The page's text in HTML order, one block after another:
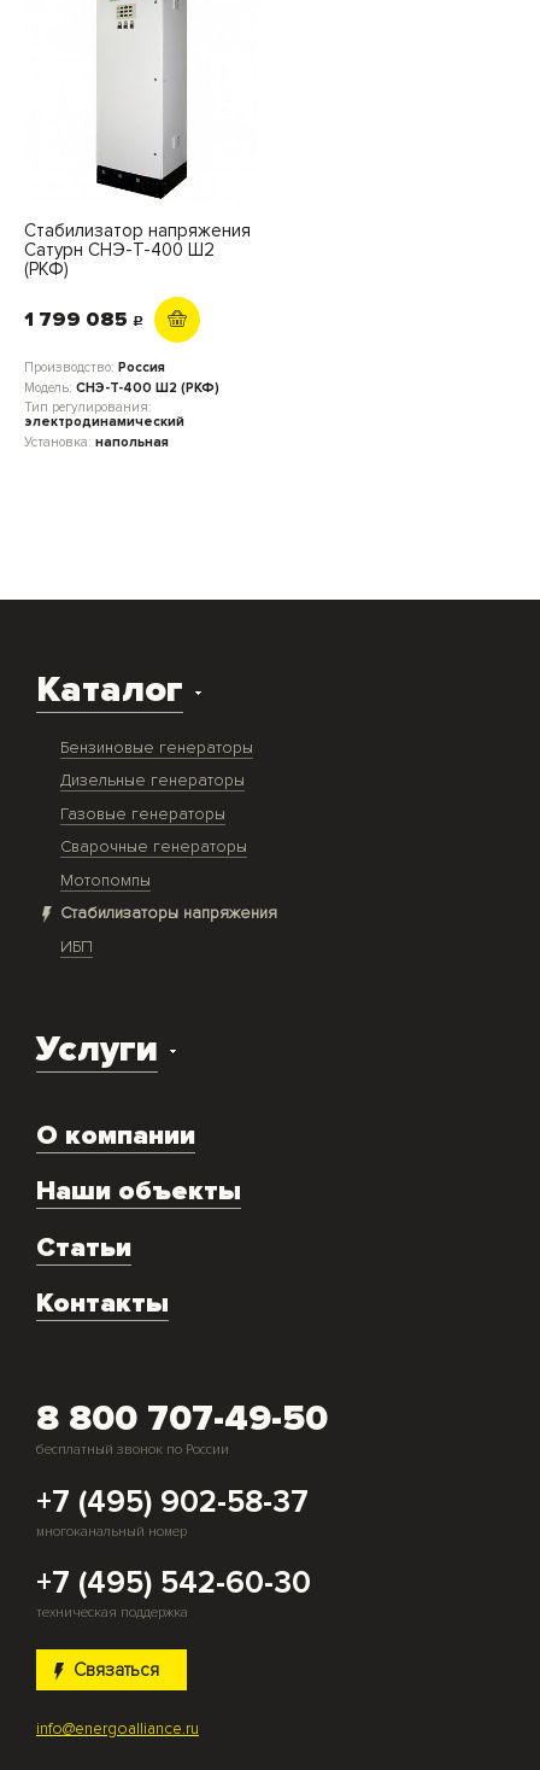
Стабилизатор напряжения
Сатурн СНЭ-Т-400 Ш2
(РКФ)
1 799 085 c
Производство: Россия
Модель: СНЭ-Т-400 Ш2 (РКФ)
Тип регулирования:
электродинамический
Установка: напольная
Каталог
Бензиновые генераторы
Дизельные генераторы
Газовые генераторы
Сварочные генераторы
Мотопомпы
Стабилизаторы напряжения
ИБП
Услуги
Экспертиза объекта
Техническое обслуживание
Аренда
Монтаж и подключение оборудования
Скупка генераторов
О компании
Наши объекты
Статьи
Контакты
8 800 707-49-50
бесплатный звонок по России
+7 (495) 902-58-37
многоканальный номер
+7 (495) 542-60-30
техническая поддержка
Связаться
info@energoalliance.ru